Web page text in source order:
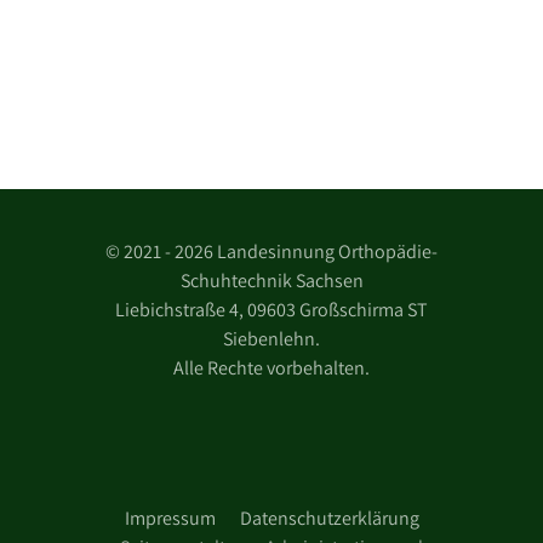
©2021 - 2026 Landesinnung Orthopädie-
Schuhtechnik Sachsen
Liebichstraße 4, 09603 Großschirma ST
Siebenlehn.
Alle Rechte vorbehalten.
Impressum
Datenschutzerklärung